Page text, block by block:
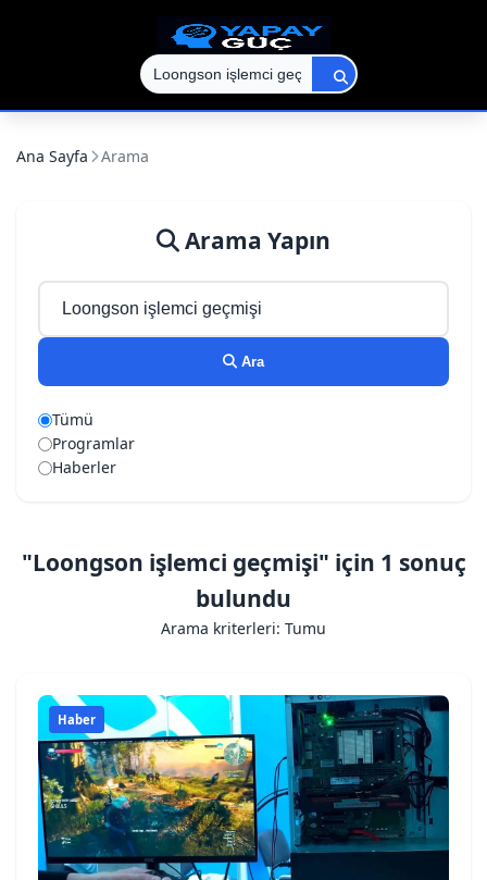
Ana Sayfa Arama
Arama Yapın
Ara
Tümü
Programlar
Haberler
"Loongson işlemci geçmişi" için 1 sonuç
bulundu
Arama kriterleri: Tumu
Haber